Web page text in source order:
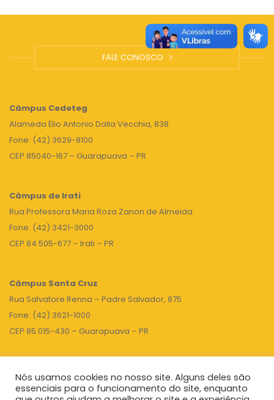
FALE CONOSCO
Câmpus Cedeteg
Alameda Élio Antonio Dalla Vecchia, 838
Fone: (42) 3629-8100
CEP 85040-167 – Guarapuava – PR
Câmpus de Irati
Rua Professora Maria Roza Zanon de Almeida
Fone: (42) 3421-3000
CEP 84.505-677 – Irati – PR
Câmpus Santa Cruz
Rua Salvatore Renna – Padre Salvador, 875
Fone: (42) 3621-1000
CEP 85.015-430 – Guarapuava – PR
TOPO
Nós usamos cookies no nosso site. Alguns deles são
essenciais para o funcionamento do site, enquanto